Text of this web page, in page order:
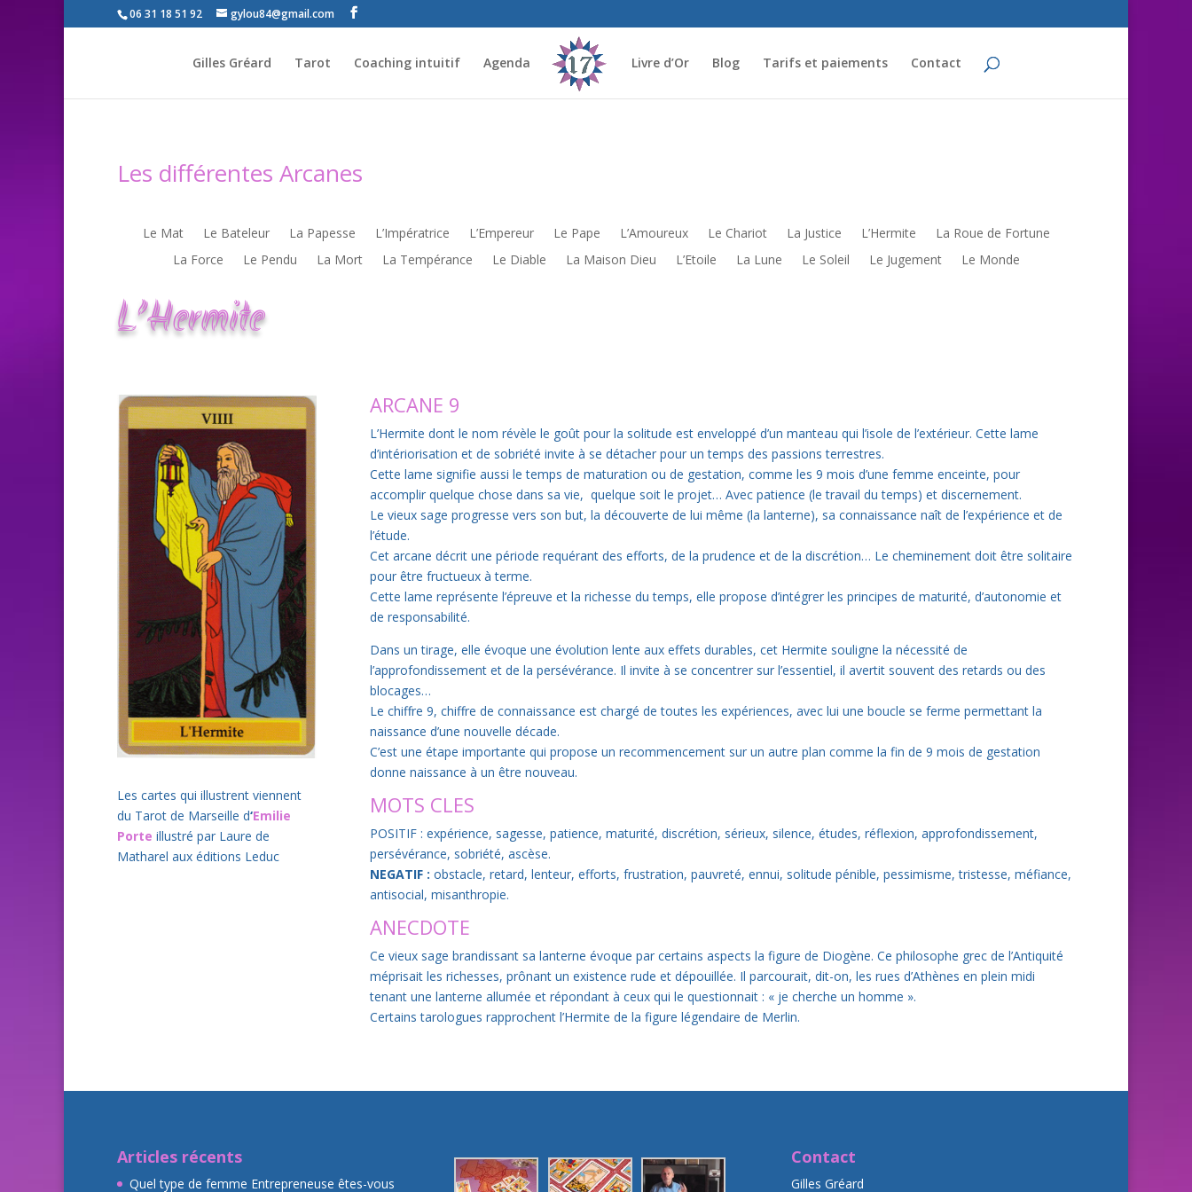
06 31 18 51 92 gylou84@gmail.com
Gilles Gréard Tarot Coaching intuitif Agenda Livre d’Or Blog Tarifs et paiements Contact
Les différentes Arcanes
Le Mat Le Bateleur La Papesse L’Impératrice L’Empereur Le Pape L’Amoureux Le Chariot La Justice L’Hermite
La Roue de Fortune
La Force
Le Pendu La Mort La Tempérance Le Diable La Maison Dieu L’Etoile La Lune Le Soleil Le Jugement Le Monde
L’Hermite
Les cartes qui illustrent viennent
du Tarot de Marseille d‘Emilie
Porte illustré par Laure de
Matharel aux éditions Leduc
ARCANE 9
L’Hermite dont le nom révèle le goût pour la solitude est enveloppé d’un manteau qui l’isole de l’extérieur. Cette lame
d’intériorisation et de sobriété invite à se détacher pour un temps des passions terrestres.
Cette lame signifie aussi le temps de maturation ou de gestation, comme les 9 mois d’une femme enceinte, pour
accomplir quelque chose dans sa vie, quelque soit le projet… Avec patience (le travail du temps) et discernement.
Le vieux sage progresse vers son but, la découverte de lui même (la lanterne), sa connaissance naît de l’expérience et de
l’étude.
Cet arcane décrit une période requérant des efforts, de la prudence et de la discrétion… Le cheminement doit être solitaire
pour être fructueux à terme.
Cette lame représente l’épreuve et la richesse du temps, elle propose d’intégrer les principes de maturité, d’autonomie et
de responsabilité.
Dans un tirage, elle évoque une évolution lente aux effets durables, cet Hermite souligne la nécessité de
l’approfondissement et de la persévérance. Il invite à se concentrer sur l’essentiel, il avertit souvent des retards ou des
blocages…
Le chiffre 9, chiffre de connaissance est chargé de toutes les expériences, avec lui une boucle se ferme permettant la
naissance d’une nouvelle décade.
C’est une étape importante qui propose un recommencement sur un autre plan comme la fin de 9 mois de gestation
donne naissance à un être nouveau.
MOTS CLES
POSITIF : expérience, sagesse, patience, maturité, discrétion, sérieux, silence, études, réflexion, approfondissement,
persévérance, sobriété, ascèse.
NEGATIF : obstacle, retard, lenteur, efforts, frustration, pauvreté, ennui, solitude pénible, pessimisme, tristesse, méfiance,
antisocial, misanthropie.
ANECDOTE
Ce vieux sage brandissant sa lanterne évoque par certains aspects la figure de Diogène. Ce philosophe grec de l’Antiquité
méprisait les richesses, prônant un existence rude et dépouillée. Il parcourait, dit-on, les rues d’Athènes en plein midi
tenant une lanterne allumée et répondant à ceux qui le questionnait : « je cherche un homme ».
Certains tarologues rapprochent l’Hermite de la figure légendaire de Merlin.
Articles récents
Quel type de femme Entrepreneuse êtes-vous
Contact
Gilles Gréard